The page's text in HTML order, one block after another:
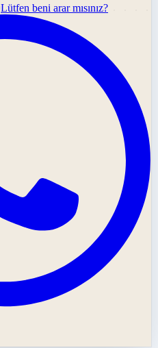
Lütfen beni arar mısınız?